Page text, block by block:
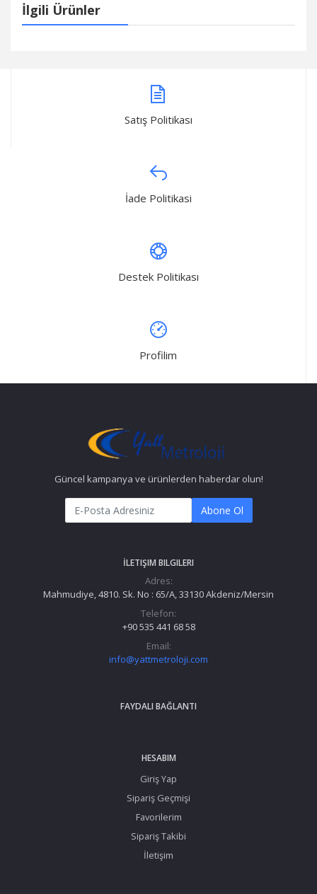
İlgili Ürünler
Satış Politikası
İade Politikasi
Destek Politikası
Profilim
Güncel kampanya ve ürünlerden haberdar olun!
Abone Ol
İLETIŞIM BILGILERI
Adres:
Mahmudiye, 4810. Sk. No : 65/A, 33130 Akdeniz/Mersin
Telefon:
+90 535 441 68 58
Email:
info@yattmetroloji.com
FAYDALI BAĞLANTI
HESABIM
Giriş Yap
Sipariş Geçmişi
Favorilerim
Sipariş Takibi
İletişim